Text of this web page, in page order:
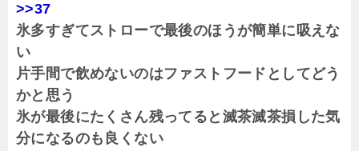
>>37
氷多すぎてストローで最後のほうが簡単に吸えな
い
片手間で飲めないのはファストフードとしてどう
かと思う
氷が最後にたくさん残ってると滅茶滅茶損した気
分になるのも良くない